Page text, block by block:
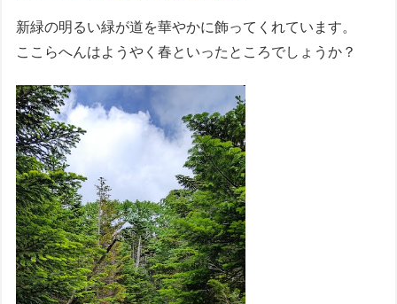
新緑の明るい緑が道を華やかに飾ってくれています。
ここらへんはようやく春といったところでしょうか？